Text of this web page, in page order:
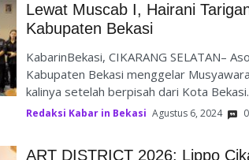
Lewat Muscab I, Hairani
Kabupaten Bekasi
KabarinBekasi, CIKARANG SELATAN–
Kabupaten Bekasi menggelar
kalinya setelah berpisah dari Kota
Redaksi Kabar in Bekasi Agustus 6, 2024
ART DISTRICT 2026: Lippo